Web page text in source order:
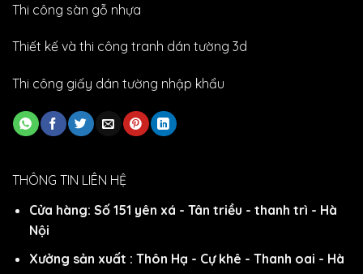
Thi công sàn gỗ nhựa
Thiết kế và thi công tranh dán tường 3d
Thi công giấy dán tường nhập khẩu
THÔNG TIN LIÊN HỆ
Cửa hàng: Số 151 yên xá - Tân triều - thanh trì - Hà
Nội
Xưởng sản xuất : Thôn Hạ - Cự khê - Thanh oai - Hà